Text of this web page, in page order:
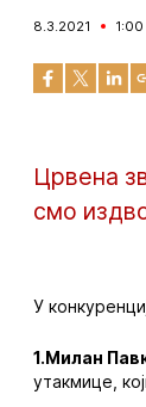
8.3.2021 1:00
Црвена
смо
У
1.Милан
утакмице,